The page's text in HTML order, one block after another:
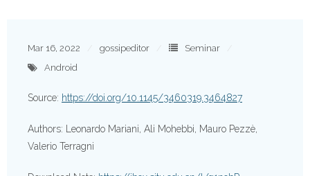
Mar 16, 2022 gossipeditor
Seminar
Android
Source: https://doi.org/10.1145/3460319.3464827
Authors: Leonardo Mariani, Ali Mohebbi, Mauro Pezzè,
Valerio Terragni